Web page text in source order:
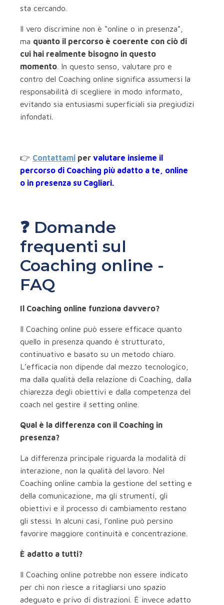
sta cercando.
Il vero discrimine non è “online o in presenza”,
ma quanto il percorso è coerente con ciò di
cui hai realmente bisogno in questo
momento . In questo senso, valutare pro e
contro del Coaching online significa assumersi la
responsabilità di scegliere in modo informato,
evitando sia entusiasmi superficiali sia pregiudizi
infondati.
👉 Contattami per valutare insieme il
percorso di Coaching più adatto a te, online
o in presenza su Cagliari.
❓ Domande
frequenti sul
Coaching online -
FAQ
Il Coaching online funziona davvero?
Il Coaching online può essere efficace quanto
quello in presenza quando è strutturato,
continuativo e basato su un metodo chiaro.
L’efficacia non dipende dal mezzo tecnologico,
ma dalla qualità della relazione di Coaching, dalla
chiarezza degli obiettivi e dalla competenza del
coach nel gestire il setting online.
Qual è la differenza con il Coaching in
presenza?
La differenza principale riguarda la modalità di
interazione, non la qualità del lavoro. Nel
Coaching online cambia la gestione del setting e
della comunicazione, ma gli strumenti, gli
obiettivi e il processo di cambiamento restano
gli stessi. In alcuni casi, l’online può persino
favorire maggiore continuità e concentrazione.
È adatto a tutti?
Il Coaching online potrebbe non essere indicato
per chi non riesce a ritagliarsi uno spazio
adeguato e privo di distrazioni. È invece adatto